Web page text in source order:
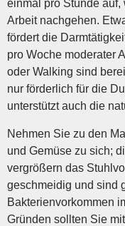
einmal pro Stunde
Arbeit nachgehen.
fördert die
pro Woche moderater
oder Walking sind
nur förderlich für die
unterstützt auch die
Nehmen Sie zu den
und Gemüse zu sich;
vergrößern das
geschmeidig und sind
Bakterienvorkommen
Gründen sollten Sie